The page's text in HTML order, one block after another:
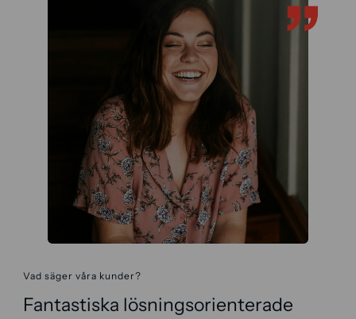
Vad säger våra kunder?
Fantastiska lösningsorienterade